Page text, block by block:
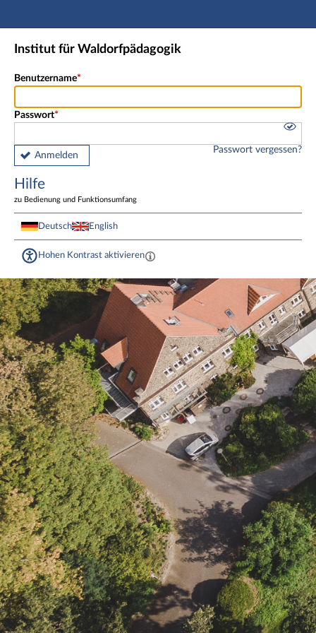
Hauptnavigation
Fußzeile
Institut für Waldorfpädagogik
Benutzername
Passwort
Anmelden
Passwort vergessen?
Hilfe
zu Bedienung und Funktionsumfang
Deutsch English
Hohen Kontrast aktivieren